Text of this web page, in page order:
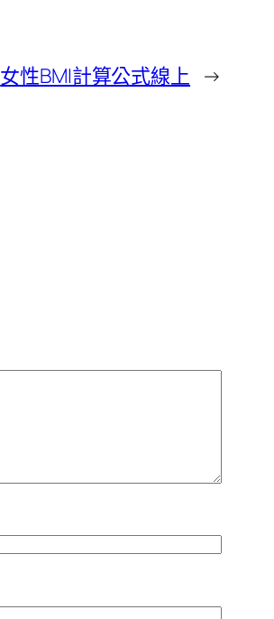
女性BMI計算公式線上 →